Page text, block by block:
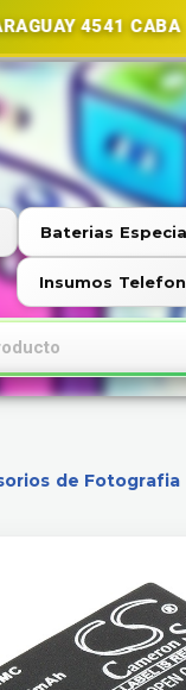
|
Baterias
Insumos
de Fotografia